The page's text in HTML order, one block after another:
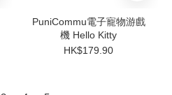
PuniCommu電子寵物游戲
機 Hello Kitty
HK$179.90